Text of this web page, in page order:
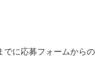
でに応募フォームから